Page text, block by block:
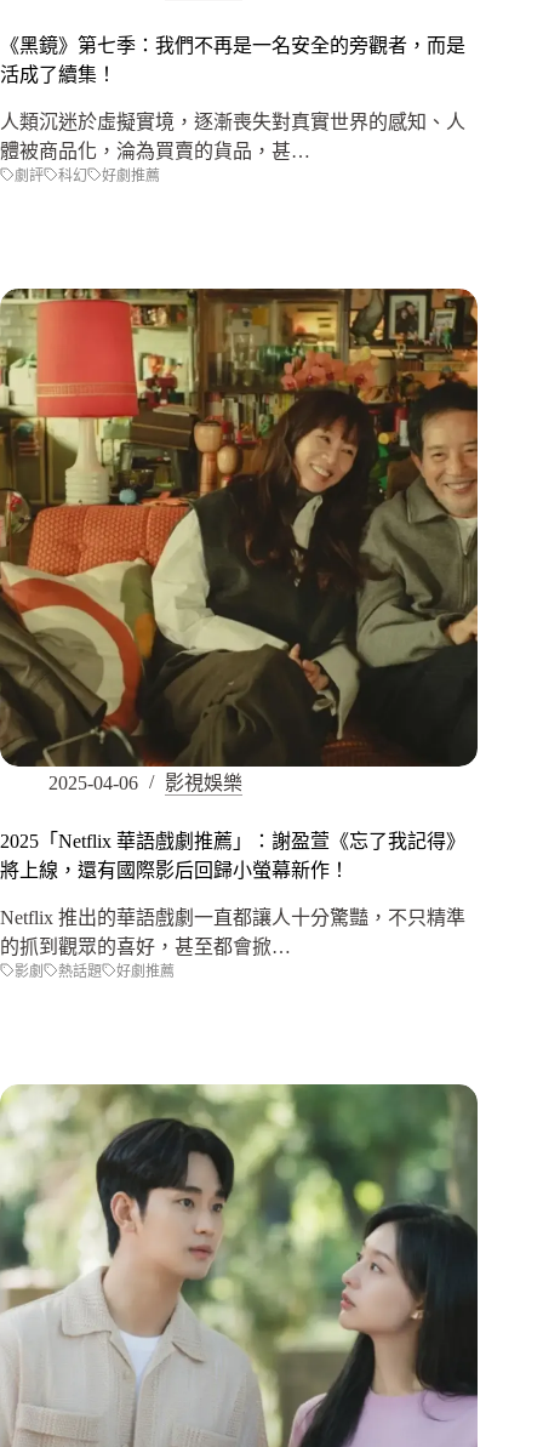
《黑鏡》第七季：我們不再是一名安全的旁觀者，而是
活成了續集！
人類沉迷於虛擬實境，逐漸喪失對真實世界的感知、人
體被商品化，淪為買賣的貨品，甚…
劇評 科幻 好劇推薦
2025-04-06 影視娛樂
2025「Netflix 華語戲劇推薦」：謝盈萱《忘了我記得》
將上線，還有國際影后回歸小螢幕新作！
Netflix 推出的華語戲劇一直都讓人十分驚豔，不只精準
的抓到觀眾的喜好，甚至都會掀…
影劇 熱話題 好劇推薦